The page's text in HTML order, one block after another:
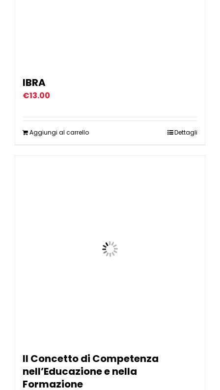
IBRA
€13.00
Aggiungi al carrello Dettagli
Il Concetto di Competenza
nell’Educazione e nella
Formazione